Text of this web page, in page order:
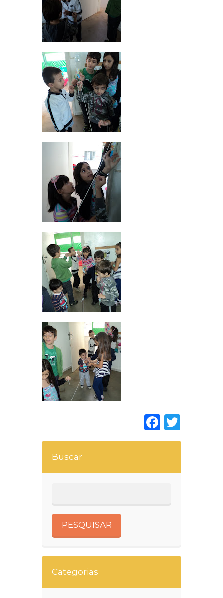
Buscar
Categorias